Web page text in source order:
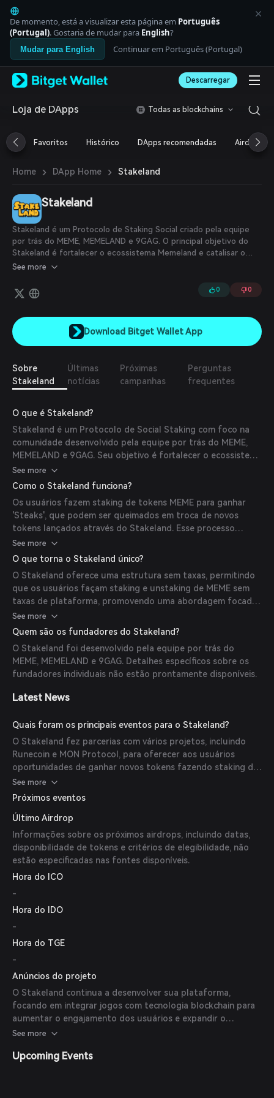
English
日本語
Tiếng Việt
Русский
Español (Latinoamérica)
Italiano
Deutsch
繁體中文
Português (Portugal)
ภาษาไทย
العربية
हिन्दी
Español
Português (Brasil)
Español (Argentina)
De momento, está a visualizar esta página em Português
(Portugal). Gostaria de mudar para English?
Mudar para English Continuar em Português (Portugal)
Descarregar
Loja de DApps Todas as blockchains
Favoritos Histórico DApps recomendadas Airdrop
Home › DApp Home › Stakeland
Stakeland
Stakeland é um Protocolo de Staking Social criado pela equipe
por trás do MEME, MEMELAND e 9GAG. O principal objetivo do
Stakeland é fortalecer o ecossistema Memeland e catalisar o
crescimento do MEME. É uma plataforma que permite aos
MEME ou outras moedas, para ganhar novos tokens de projetos
promissores.
See more
0 0
Download Bitget Wallet App
Sobre
Stakeland
Últimas
notícias
Próximas
campanhas
Perguntas
frequentes
O que é Stakeland?
Stakeland é um Protocolo de Social Staking com foco na
comunidade desenvolvido pela equipe por trás do MEME,
MEMELAND e 9GAG. Seu objetivo é fortalecer o ecossistema
Memeland permitindo que os usuários façam staking de
seus criptoativos, como MEME, para ganhar novos tokens
See more
Como o Stakeland funciona?
Os usuários fazem staking de tokens MEME para ganhar
'Steaks', que podem ser queimados em troca de novos
tokens lançados através do Stakeland. Esse processo
permite que os participantes se envolvam com projetos
emergentes enquanto apoiam o ecossistema mais amplo do
Memeland.
See more
O que torna o Stakeland único?
O Stakeland oferece uma estrutura sem taxas, permitindo
que os usuários façam staking e unstaking de MEME sem
taxas de plataforma, promovendo uma abordagem focada
na comunidade. Além disso, integra elementos de jogos,
tornando o staking de criptomoedas mais interativo e
See more
Quem são os fundadores do Stakeland?
O Stakeland foi desenvolvido pela equipe por trás do
MEME, MEMELAND e 9GAG. Detalhes específicos sobre os
fundadores individuais não estão prontamente disponíveis.
Latest News
Quais foram os principais eventos para o Stakeland?
O Stakeland fez parcerias com vários projetos, incluindo
Runecoin e MON Protocol, para oferecer aos usuários
oportunidades de ganhar novos tokens fazendo staking de
MEME. Essas colaborações visam expandir as ofertas da
plataforma e envolver a comunidade.
See more
Próximos eventos
Último Airdrop
Informações sobre os próximos airdrops, incluindo datas,
disponibilidade de tokens e critérios de elegibilidade, não
estão especificadas nas fontes disponíveis.
Hora do ICO
-
Hora do IDO
-
Hora do TGE
-
Anúncios do projeto
O Stakeland continua a desenvolver sua plataforma,
focando em integrar jogos com tecnologia blockchain para
aumentar o engajamento dos usuários e expandir o
ecossistema Memeland.
See more
Upcoming Events